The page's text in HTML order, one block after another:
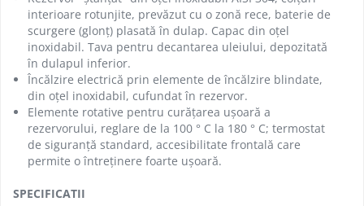
interioare rotunjite, prevăzut cu o zonă rece, baterie de
scurgere (glonț) plasată în dulap. Capac din oțel
inoxidabil. Tava pentru decantarea uleiului, depozitată
în dulapul inferior.
Încălzire electrică prin elemente de încălzire blindate,
din oțel inoxidabil, cufundat în rezervor.
Elemente rotative pentru curățarea ușoară a
rezervorului, reglare de la 100 ° C la 180 ° C; termostat
de siguranță standard, accesibilitate frontală care
permite o întreținere foarte ușoară.
SPECIFICATII